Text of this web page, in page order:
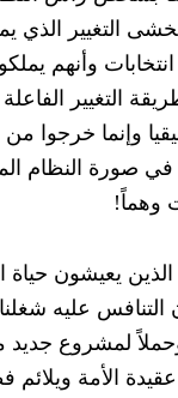
التغيير الذي
وأنهم
التغيير
وإنما خرجوا من
صورة النظام
وهماً!
يعيشون حياة
عليه
لمشروع جديد
الأمة ويلائم